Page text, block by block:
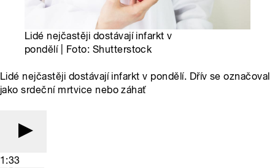
Lidé nejčastěji dostávají infarkt v
pondělí | Foto: Shutterstock
Lidé nejčastěji dostávají infarkt v pondělí. Dřív se označoval
jako srdeční mrtvice nebo záhať
1:33